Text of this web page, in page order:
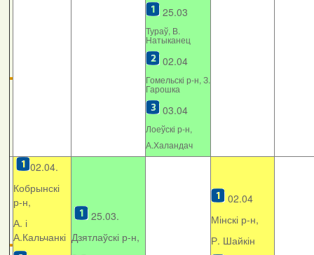
25.03
Тураў, В.
Натыканец
02.04
Гомельскі р-н, З.
Гарошка
03.04
Лоеўскі р-н,
А.Халандач
02.04.
Кобрынскі
р-н,
А. і
А.Кальчанкі
25.03.
Дзятлаўскі р-н,
02.04
Мінскі р-н,
Р. Шайкін